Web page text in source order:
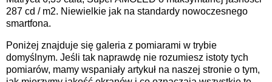
287 cd / m2. Niewielkie jak na standardy nowoczesnego
smartfona.
Poniżej znajduje się galeria z pomiarami w trybie
domyślnym. Jeśli tak naprawdę nie rozumiesz istoty tych
pomiarów, mamy wspaniały artykuł na naszej stronie o tym,